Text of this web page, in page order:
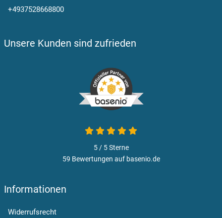
+4937528668800
Unsere Kunden sind zufrieden
5 von 5
5 / 5Sterne
59 Bewertungen auf basenio.de
Informationen
Widerrufsrecht